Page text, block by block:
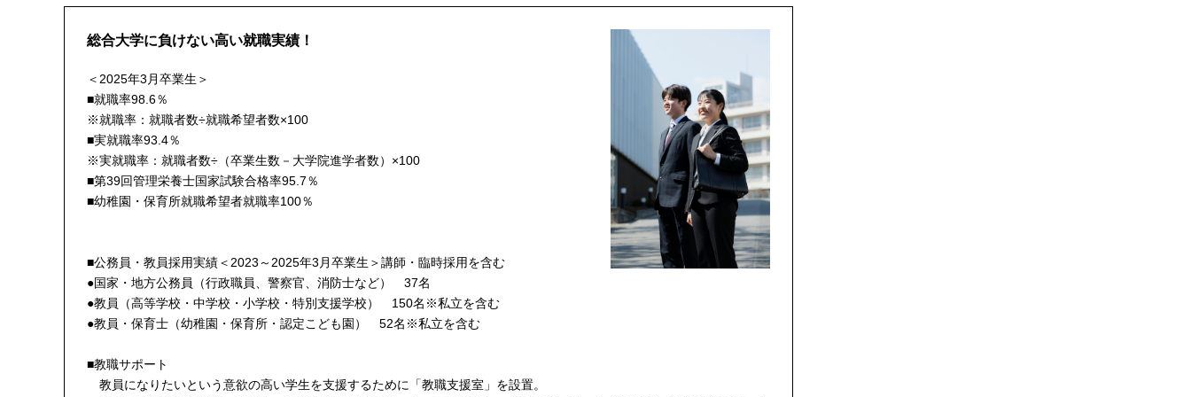
総合大学に負けない高い就職実績！
＜2025年3月卒業生＞
■就職率98.6％
※就職率：就職者数÷就職希望者数×100
■実就職率93.4％
※実就職率：就職者数÷（卒業生数－大学院進学者数）×100
■第39回管理栄養士国家試験合格率95.7％
■幼稚園・保育所就職希望者就職率100％
■公務員・教員採用実績＜2023～2025年3月卒業生＞講師・臨時採用を含む
●国家・地方公務員（行政職員、警察官、消防士など） 37名
●教員（高等学校・中学校・小学校・特別支援学校） 150名※私立を含む
●教員・保育士（幼稚園・保育所・認定こども園） 52名※私立を含む
■教職サポート
教員になりたいという意欲の高い学生を支援するために「教職支援室」を設置。